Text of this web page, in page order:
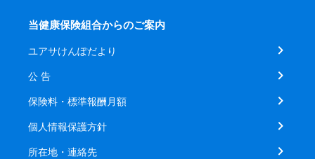
当健康保険組合からのご案内
ユアサけんぽだより
公 告
保険料・標準報酬月額
個人情報保護方針
所在地・連絡先